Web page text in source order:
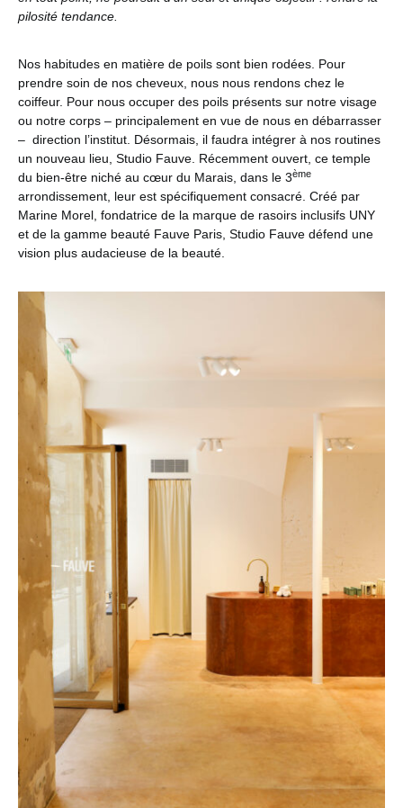
pilosité tendance.
Nos habitudes en matière de poils sont bien rodées. Pour
prendre soin de nos cheveux, nous nous rendons chez le
coiffeur. Pour nous occuper des poils présents sur notre visage
ou notre corps – principalement en vue de nous en débarrasser
– direction l’institut. Désormais, il faudra intégrer à nos routines
un nouveau lieu, Studio Fauve. Récemment ouvert, ce temple
du bien-être niché au cœur du Marais, dans le 3ème
arrondissement, leur est spécifiquement consacré. Créé par
Marine Morel, fondatrice de la marque de rasoirs inclusifs UNY
et de la gamme beauté Fauve Paris, Studio Fauve défend une
vision plus audacieuse de la beauté.